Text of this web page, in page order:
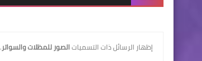
‏إظهار الرسائل ذات التسمياتالصور للمظلات والسواتر.